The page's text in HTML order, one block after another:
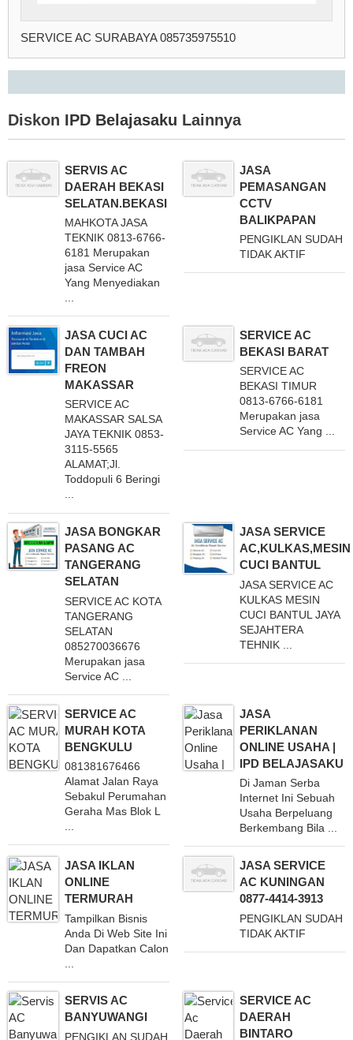
SERVICE AC SURABAYA 085735975510
Diskon IPD Belajasaku Lainnya
SERVIS AC
DAERAH BEKASI
SELATAN.BEKASI
MAHKOTA JASA
TEKNIK 0813-6766-
6181 Merupakan
jasa Service AC
Yang Menyediakan
JASA
PEMASANGAN
CCTV
BALIKPAPAN
PENGIKLAN SUDAH
TIDAK AKTIF
JASA CUCI AC
DAN TAMBAH
FREON
MAKASSAR
SERVICE AC
MAKASSAR SALSA
JAYA TEKNIK 0853-
3115-5565
ALAMAT;Jl.
Toddopuli 6 Beringi
...
SERVICE AC
BEKASI BARAT
SERVICE AC
BEKASI TIMUR
0813-6766-6181
Merupakan jasa
Service AC Yang ...
JASA BONGKAR
PASANG AC
TANGERANG
SELATAN
SERVICE AC KOTA
TANGERANG
SELATAN
085270036676
Merupakan jasa
Service AC ...
JASA SERVICE
AC,KULKAS,MESIN
CUCI BANTUL
JASA SERVICE AC
KULKAS MESIN
CUCI BANTUL JAYA
SEJAHTERA
TEHNIK ...
SERVICE AC
MURAH KOTA
BENGKULU
081381676466
Alamat Jalan Raya
Sebakul Perumahan
Geraha Mas Blok L
JASA
PERIKLANAN
ONLINE USAHA |
IPD BELAJASAKU
Di Jaman Serba
Internet Ini Sebuah
Usaha Berpeluang
Berkembang Bila ...
JASA IKLAN
ONLINE
TERMURAH
Tampilkan Bisnis
Anda Di Web Site Ini
Dan Dapatkan Calon
JASA SERVICE
AC KUNINGAN
0877-4414-3913
PENGIKLAN SUDAH
TIDAK AKTIF
SERVIS AC
BANYUWANGI
PENGIKLAN SUDAH
SERVICE AC
DAERAH
BINTARO